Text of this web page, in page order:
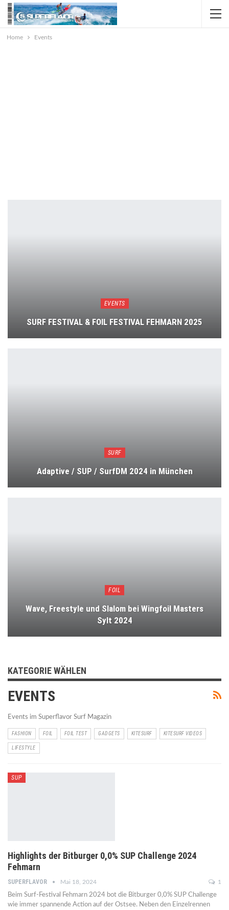
Home Events
EVENTS
SURF FESTIVAL & FOIL FESTIVAL FEHMARN 2025
SURF
Adaptive / SUP / SurfDM 2024 in München
FOIL
Wave, Freestyle und Slalom bei Wingfoil Masters
Sylt 2024
KATEGORIE WÄHLEN
EVENTS
Events im Superflavor Surf Magazin
FASHION FOIL FOIL TEST GADGETS KITESURF KITESURF VIDEOS
LIFESTYLE
SUP
Highlights der Bitburger 0,0% SUP Challenge 2024
Fehmarn
SUPERFLAVOR Mai 18, 2024 1
Beim Surf-Festival Fehmarn 2024 bot die Bitburger 0,0% SUP Challenge
wie immer spannende Action auf der Ostsee. Neben den Einzelrennen